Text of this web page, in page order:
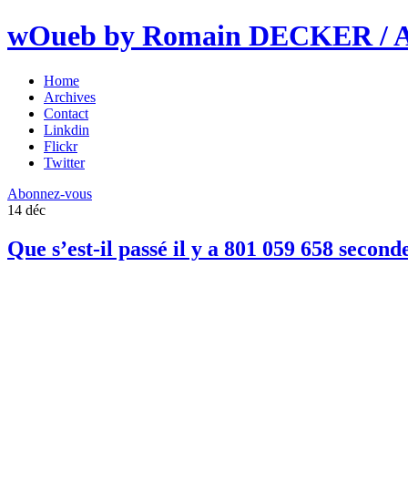
wOueb by Romain DECKER /
Home
Archives
Contact
Linkdin
Flickr
Twitter
Abonnez-vous
14 déc
Que s’est-il passé il y a 801 059 658